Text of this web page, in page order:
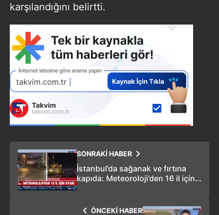
karşılandığını belirtti.
SONRAKİ HABER
İstanbul’da sağanak ve fırtına
kapıda: Meteoroloji’den 16 il için
ÖNCEKİ HABER